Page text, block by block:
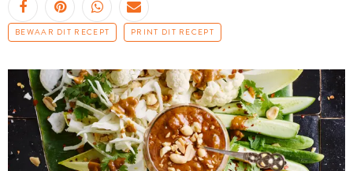
BEWAAR DIT RECEPT PRINT DIT RECEPT